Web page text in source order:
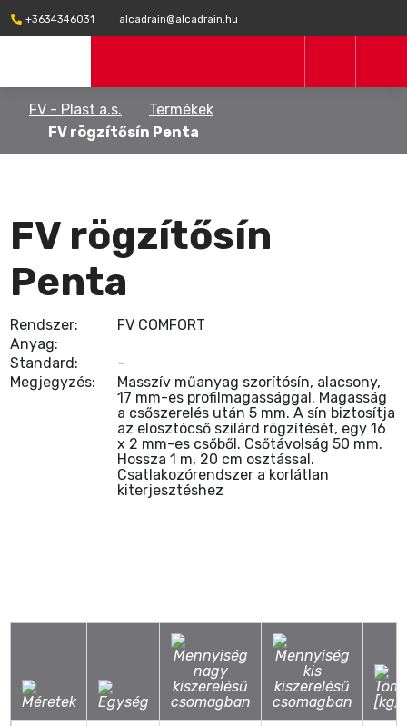
+3634346031 alcadrain@alcadrain.hu
FV - Plast a.s.
Termékek
FV rögzítősín Penta
FV rögzítősín
Penta
Rendszer:
FV COMFORT
Anyag:
Standard:
–
Megjegyzés:
Masszív műanyag szorítósín, alacsony,
17 mm-es profilmagassággal. Magasság
a csőszerelés után 5 mm. A sín biztosítja
az elosztócső szilárd rögzítését, egy 16
x 2 mm-es csőből. Csőtávolság 50 mm.
Hossza 1 m, 20 cm osztással.
Csatlakozórendszer a korlátlan
kiterjesztéshez